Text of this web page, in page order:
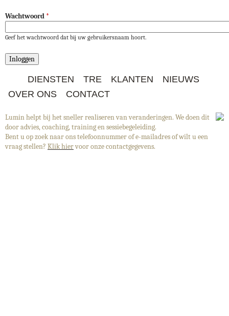
Wachtwoord *
Geef het wachtwoord dat bij uw gebruikersnaam hoort.
DIENSTEN TRE KLANTEN
NIEUWS
OVER ONS
CONTACT
Lumin helpt bij het sneller realiseren van veranderingen. We doen dit
door advies, coaching, training en sessiebegeleiding.
Bent u op zoek naar ons telefoonnummer of e-mailadres of wilt u een
vraag stellen? Klik hiervoor onze contactgegevens.